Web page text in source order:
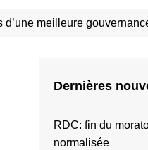
meilleure
Dernières
RDC: fin du
normalisée